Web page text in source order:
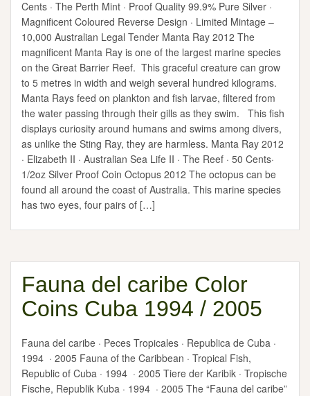
Cents · The Perth Mint · Proof Quality 99.9% Pure Silver ·
Magnificent Coloured Reverse Design · Limited Mintage –
10,000 Australian Legal Tender Manta Ray 2012 The
magnificent Manta Ray is one of the largest marine species
on the Great Barrier Reef. This graceful creature can grow
to 5 metres in width and weigh several hundred kilograms.
Manta Rays feed on plankton and fish larvae, filtered from
the water passing through their gills as they swim. This fish
displays curiosity around humans and swims among divers,
as unlike the Sting Ray, they are harmless. Manta Ray 2012
· Elizabeth II · Australian Sea Life II · The Reef · 50 Cents·
1/2oz Silver Proof Coin Octopus 2012 The octopus can be
found all around the coast of Australia. This marine species
has two eyes, four pairs of […]
Fauna del caribe Color
Coins Cuba 1994 / 2005
Fauna del caribe · Peces Tropicales · Republica de Cuba ·
1994 · 2005 Fauna of the Caribbean · Tropical Fish,
Republic of Cuba · 1994 · 2005 Tiere der Karibik · Tropische
Fische, Republik Kuba · 1994 · 2005 The “Fauna del caribe”